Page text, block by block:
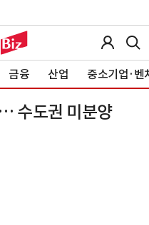
금융 산업 중소기업·벤
수도권 미분양